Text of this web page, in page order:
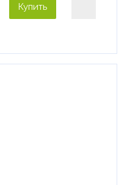
Купить